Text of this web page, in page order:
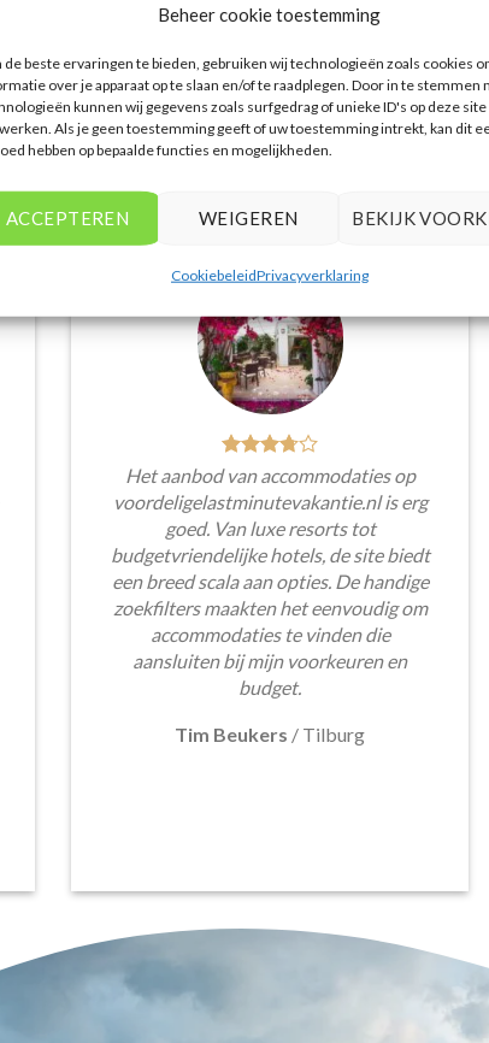
Beheer cookie toestemming
de beste ervaringen te bieden, gebruiken wij technologieën zoals cookies
over je apparaat op te slaan en/of te raadplegen. Door in te stemmen
kunnen wij gegevens zoals surfgedrag of unieke ID's op deze site
Als je geen toestemming geeft of uw toestemming intrekt, kan dit
hebben op bepaalde functies en mogelijkheden.
ACCEPTEREN WEIGEREN BEKIJK
CookiebeleidPrivacyverklaring
Het aanbod van accommodaties op
voordeligelastminutevakantie.nl is erg
goed. Van luxe resorts tot
budgetvriendelijke hotels, de site biedt
een breed scala aan opties. De handige
zoekfilters maakten het eenvoudig om
accommodaties te vinden die
aansluiten bij mijn voorkeuren en
budget.
Tim Beukers / Tilburg